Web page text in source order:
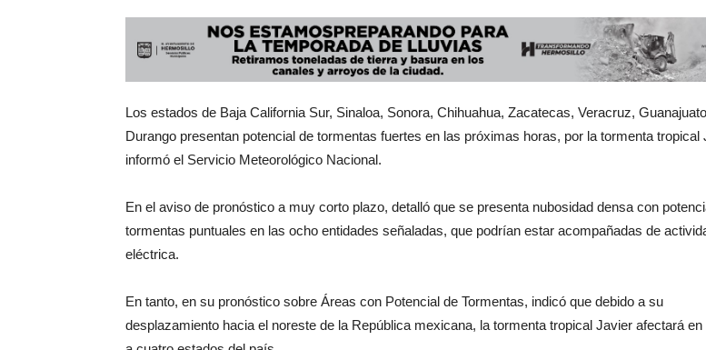
Los estados de Baja California Sur, Sinaloa, Sonora, Chihuahua, Zacatecas, Veracruz,
Durango presentan potencial de tormentas fuertes en las próximas horas, por la tormenta tropical
informó el Servicio Meteorológico Nacional.
En el aviso de pronóstico a muy corto plazo, detalló que se presenta nubosidad densa con
tormentas puntuales en las ocho entidades señaladas, que podrían estar acompañadas de
eléctrica.
En tanto, en su pronóstico sobre Áreas con Potencial de Tormentas, indicó que debido a su
desplazamiento hacia el noreste de la República mexicana, la tormenta tropical Javier afectará